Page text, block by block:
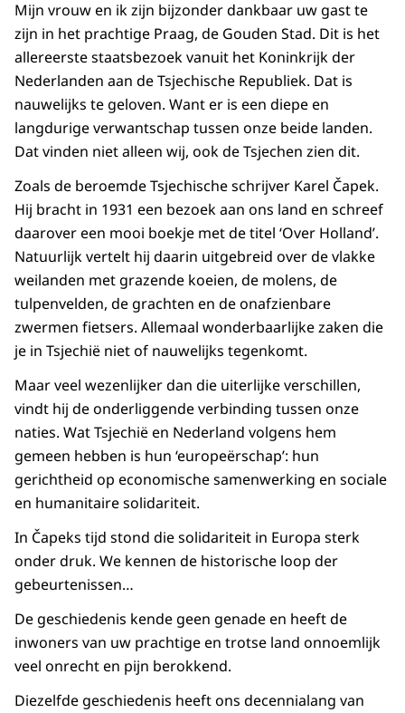
Mijn vrouw en ik zijn bijzonder dankbaar uw gast te
zijn in het prachtige Praag, de Gouden Stad. Dit is het
allereerste staatsbezoek vanuit het Koninkrijk der
Nederlanden aan de Tsjechische Republiek. Dat is
nauwelijks te geloven. Want er is een diepe en
langdurige verwantschap tussen onze beide landen.
Dat vinden niet alleen wij, ook de Tsjechen zien dit.
Zoals de beroemde Tsjechische schrijver Karel Čapek.
Hij bracht in 1931 een bezoek aan ons land en schreef
daarover een mooi boekje met de titel ‘Over Holland’.
Natuurlijk vertelt hij daarin uitgebreid over de vlakke
weilanden met grazende koeien, de molens, de
tulpenvelden, de grachten en de onafzienbare
zwermen fietsers. Allemaal wonderbaarlijke zaken die
je in Tsjechië niet of nauwelijks tegenkomt.
Maar veel wezenlijker dan die uiterlijke verschillen,
vindt hij de onderliggende verbinding tussen onze
naties. Wat Tsjechië en Nederland volgens hem
gemeen hebben is hun ‘europeërschap’: hun
gerichtheid op economische samenwerking en sociale
en humanitaire solidariteit.
In Čapeks tijd stond die solidariteit in Europa sterk
onder druk. We kennen de historische loop der
gebeurtenissen…
De geschiedenis kende geen genade en heeft de
inwoners van uw prachtige en trotse land onnoemlijk
veel onrecht en pijn berokkend.
Diezelfde geschiedenis heeft ons decennialang van